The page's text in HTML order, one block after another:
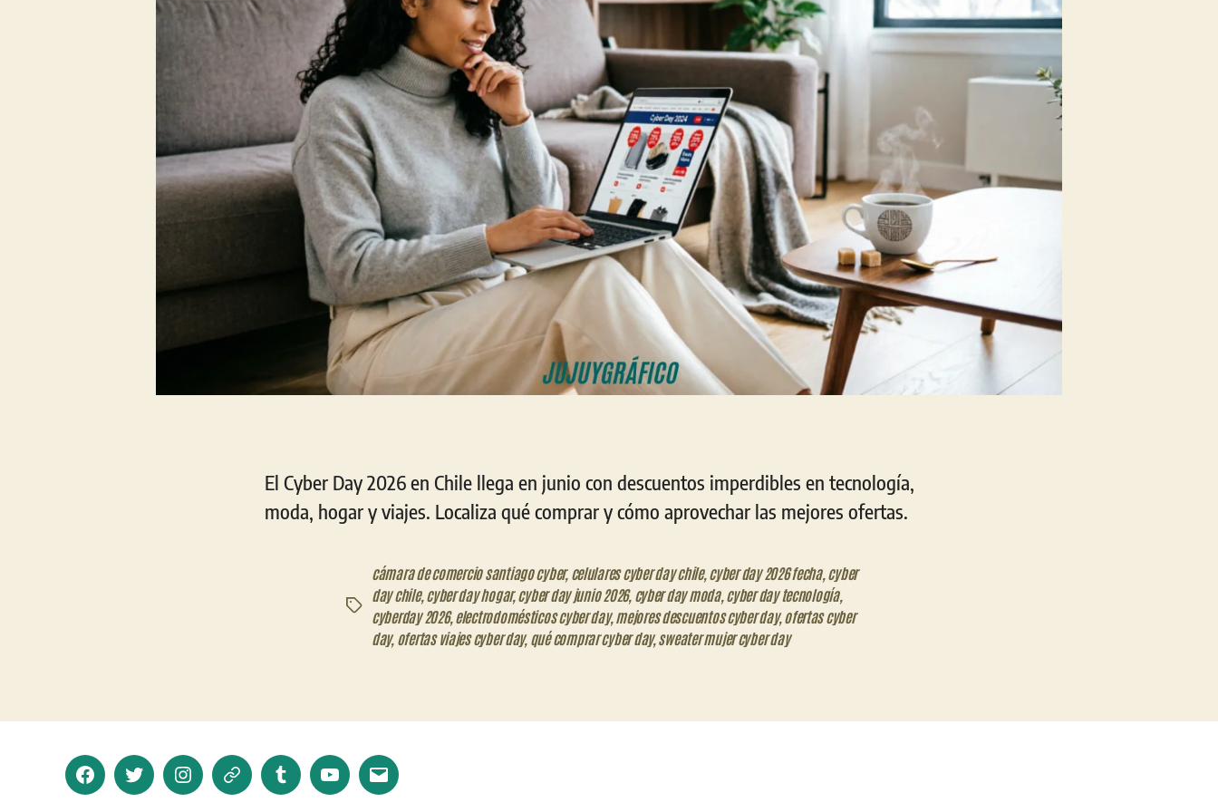
El Cyber Day 2026 en Chile llega en junio con descuentos imperdibles en tecnología,
moda, hogar y viajes. Localiza qué comprar y cómo aprovechar las mejores ofertas.
Etiquetas
cámara de comercio santiago cyber, celulares cyber day chile, cyber day 2026 fecha, cyber
day chile, cyber day hogar,cyber day junio 2026, cyber day moda, cyber day tecnología,
cyberday 2026, electrodomésticos cyber day,mejores descuentos cyber day,ofertas cyber
day, ofertas viajes cyber day, qué comprar cyber day,sweater mujer cyber day
FacebookTwitter InstagramTelegramTumblr YouTubeCorreo